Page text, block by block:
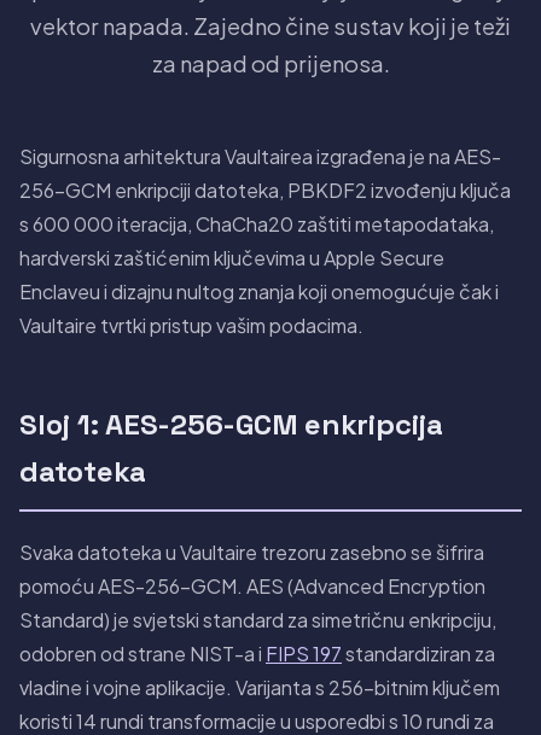
vektor napada. Zajedno čine sustav koji je teži
za napad od prijenosa.
Sigurnosna arhitektura Vaultairea izgrađena je na AES-
256-GCM enkripciji datoteka, PBKDF2 izvođenju ključa
s 600 000 iteracija, ChaCha20 zaštiti metapodataka,
hardverski zaštićenim ključevima u Apple Secure
Enclaveu i dizajnu nultog znanja koji onemogućuje čak i
Vaultaire tvrtki pristup vašim podacima.
Sloj 1: AES-256-GCM enkripcija
datoteka
Svaka datoteka u Vaultaire trezoru zasebno se šifrira
pomoću AES-256-GCM. AES (Advanced Encryption
Standard) je svjetski standard za simetričnu enkripciju,
odobren od strane NIST-a i FIPS 197standardiziran za
vladine i vojne aplikacije. Varijanta s 256-bitnim ključem
koristi 14 rundi transformacije u usporedbi s 10 rundi za